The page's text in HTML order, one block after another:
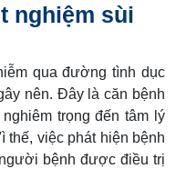
nghiệm sùi
qua đường tình dục
nên. Đây là căn bệnh
trọng đến tâm lý
việc phát hiện bệnh
bệnh được điều trị